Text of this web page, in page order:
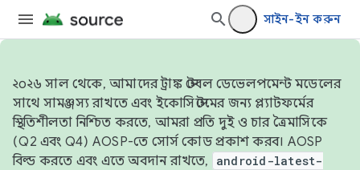
সাইন-ইন করুন
২০২৬ সাল থেকে, আমাদের ট্রাঙ্ক স্টেবল ডেভেলপমেন্ট মডেলের
সাথে সামঞ্জস্য রাখতে এবং ইকোসিস্টেমের জন্য প্ল্যাটফর্মের
স্থিতিশীলতা নিশ্চিত করতে, আমরা প্রতি দুই ও চার ত্রৈমাসিকে
(Q2 এবং Q4) AOSP-তে সোর্স কোড প্রকাশ করব। AOSP
বিল্ড করতে এবং এতে অবদান রাখতে,
android-latest-